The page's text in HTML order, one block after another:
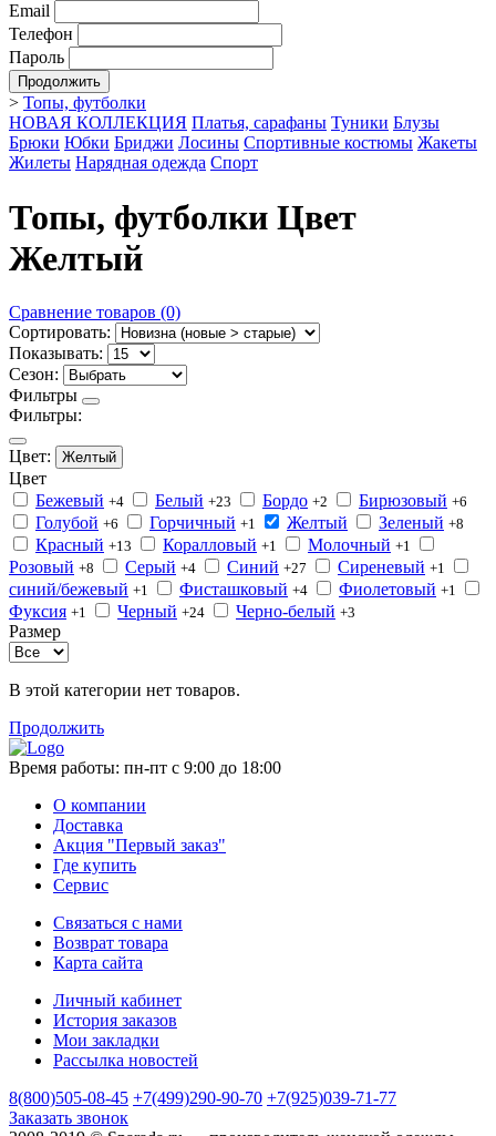
Email
Телефон
Пароль
Продолжить
> Топы, футболки
НОВАЯ КОЛЛЕКЦИЯ Платья, сарафаны Туники Блузы
Брюки Юбки Бриджи Лосины Спортивные костюмы Жакеты
Жилеты Нарядная одежда Спорт
Топы, футболки Цвет
Желтый
Сравнение товаров (0)
Сортировать:
Показывать:
Сезон:
Фильтры
Фильтры:
Цвет: Желтый
Цвет
Бежевый +4 Белый +23 Бордо +2 Бирюзовый +6
Голубой +6 Горчичный +1 Желтый Зеленый +8
Красный +13 Коралловый +1 Молочный +1
Розовый +8 Серый +4 Синий +27 Сиреневый +1
синий/бежевый +1 Фисташковый +4 Фиолетовый +1
Фуксия +1 Черный +24 Черно-белый +3
Размер
В этой категории нет товаров.
Продолжить
Время работы: пн-пт с 9:00 до 18:00
О компании
Доставка
Акция "Первый заказ"
Где купить
Сервис
Связаться с нами
Возврат товара
Карта сайта
Личный кабинет
История заказов
Мои закладки
Рассылка новостей
8(800)505-08-45 +7(499)290-90-70 +7(925)039-71-77
Заказать звонок